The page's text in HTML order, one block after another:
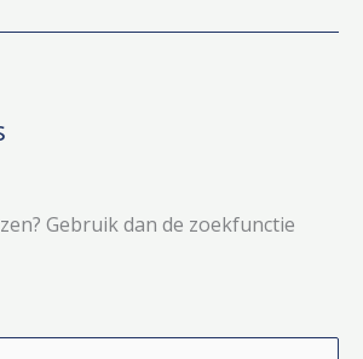
Gebruik dan de zoekfunctie